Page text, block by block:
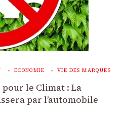
ECONOMIE VIE DES MARQUES
le Climat : La
par l’automobile